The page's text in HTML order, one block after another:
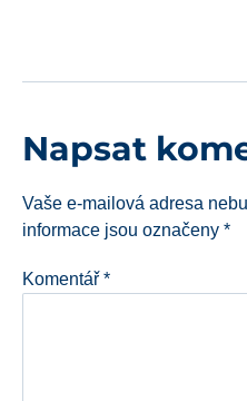
Napsat
Vaše e-mailová adresa
informace jsou označeny *
Komentář *